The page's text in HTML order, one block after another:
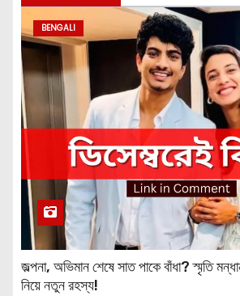
BENGALI
জল্পনা, অভিমান শেষে সাত পাকে বাঁধা? স্মৃতি
নিয়ে নতুন রহস্য!